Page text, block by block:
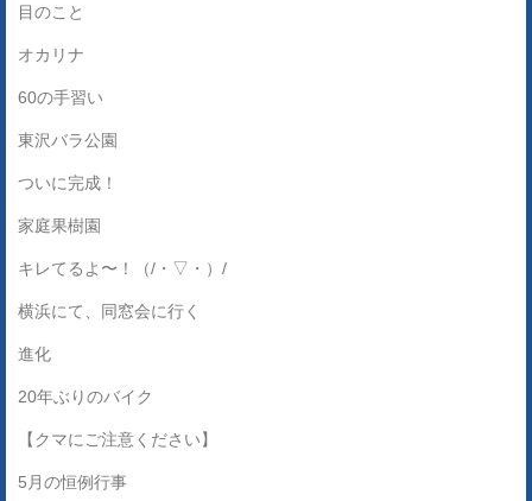
目のこと
オカリナ
60の手習い
東沢バラ公園
ついに完成！
家庭果樹園
キレてるよ〜！（/・▽・）/
横浜にて、同窓会に行く
進化
20年ぶりのバイク
【クマにご注意ください】
5月の恒例行事